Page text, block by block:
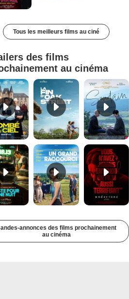
Tous les meilleurs films au ciné
des films
au cinéma
Tombé du ciel Bande-annonce VF La fin d’Oak Street Bande-annonce VO STFR
Juste pour une nuit Bande-annonce VO STFR Un grand raccourci Bande-annonce VF Undertone Bande-annonce VO STFR
annonces des films prochainement
au cinéma